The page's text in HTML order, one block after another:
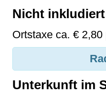
Nicht
Ortstaxe ca. € 2,80
Unterkunft im